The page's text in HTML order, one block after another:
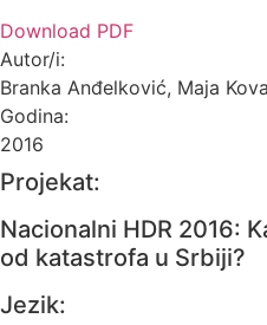
Download PDF
Autor/i:
Branka Anđelković, Maja
Godina:
2016
Projekat:
Nacionalni HDR 2016:
od katastrofa u Srbiji?
Jezik: